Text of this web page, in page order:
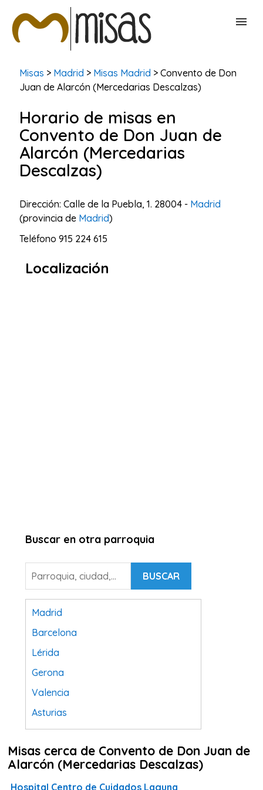
BUSCAR MISAS
Misas > Madrid > Misas Madrid > Convento de Don
Juan de Alarcón (Mercedarias Descalzas)
Horario de misas en
Convento de Don Juan de
Alarcón (Mercedarias
Descalzas)
Dirección: Calle de la Puebla, 1. 28004 - Madrid
(provincia de Madrid)
Teléfono 915 224 615
Localización
Buscar en otra parroquia
BUSCAR
Madrid
Barcelona
Lérida
Gerona
Valencia
Asturias
Tarragona
Navarra
Valladolid
Misas cerca de Convento de Don Juan de
Alarcón (Mercedarias Descalzas)
Hospital Centro de Cuidados Laguna